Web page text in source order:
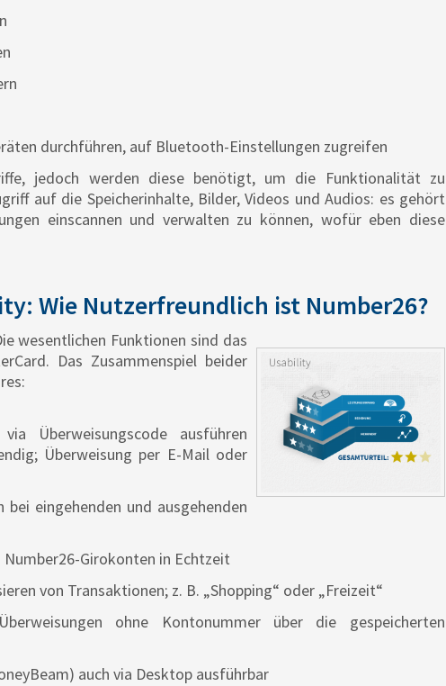
durchführen, auf Bluetooth-Einstellungen zugreifen
jedoch werden diese benötigt, um die Funktionalität zu
auf die Speicherinhalte, Bilder, Videos und Audios: es gehört
einscannen und verwalten zu können, wofür eben diese
Wie Nutzerfreundlich ist Number26?
wesentlichen Funktionen sind das
Das Zusammenspiel beider
Überweisungscode ausführen
Überweisung per E-Mail oder
bei eingehenden und ausgehenden
Number26-Girokonten in Echtzeit
von Transaktionen; z. B. „Shopping“ oder „Freizeit“
ohne Kontonummer über die gespeicherten
auch via Desktop ausführbar